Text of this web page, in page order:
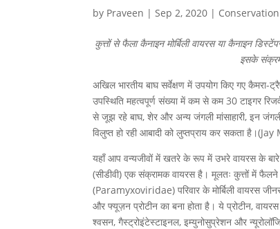
by Praveen | Sep 2, 2020 |
कुत्तों से फैला कैनाइन मोर्बिली वायरस या कैनाइन
इसके
अखिल भारतीय बाघ सर्वेक्षण में उपयोग किए गए कैमरा-
उपस्थिति महत्वपूर्ण संख्या में कम से कम 30 टाइगर
से जूझ रहे बाघ, शेर और अन्य जंगली मांसाहारी, इन
विलुप्त हो रही आबादी को लुप्तप्राय कर सकता
यहाँ आप वन्यजीवों में खतरे के रूप में उभरे वायरस के
(सीडीवी) एक संक्रामक वायरस है। मूलतः कुत्तों में फैलने
(Paramyxoviridae) परिवार के मोर्बिली वायरस
और फ्यूज़न प्रोटीन का बना होता है। ये प्रोटीन,
श्वसन, गैस्ट्रोइंटेस्टाइनल, इम्युनोसुप्रेशन और